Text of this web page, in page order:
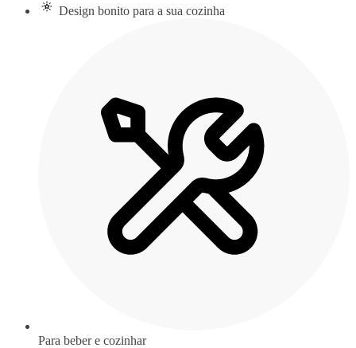
Design bonito para a sua cozinha
Para beber e cozinhar